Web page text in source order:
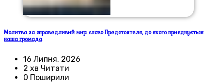
Молитва за справедливий мир: слово Предстоятеля, до якого приєднується
наша громада
16 Липня, 2026
2 хв Читати
0 Поширили